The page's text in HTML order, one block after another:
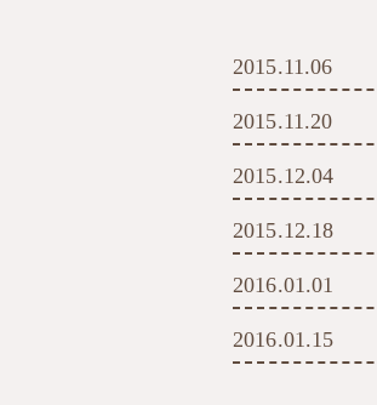
2015.11.06
2015.11.20
2015.12.04
2015.12.18
2016.01.01
2016.01.15